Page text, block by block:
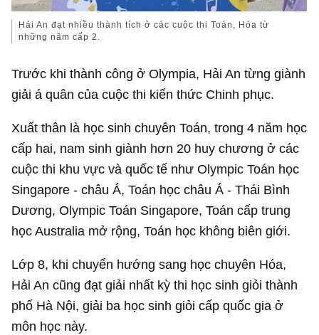
Hải An đạt nhiều thành tích ở các cuộc thi Toán, Hóa từ
những năm cấp 2.
Trước khi thành công ở Olympia, Hải An từng giành
giải á quân của cuộc thi kiến thức Chinh phục.
Xuất thân là học sinh chuyên Toán, trong 4 năm học
cấp hai, nam sinh giành hơn 20 huy chương ở các
cuộc thi khu vực và quốc tế như Olympic Toán học
Singapore - châu Á, Toán học châu Á - Thái Bình
Dương, Olympic Toán Singapore, Toán cấp trung
học Australia mở rộng, Toán học không biên giới.
Lớp 8, khi chuyển hướng sang học chuyên Hóa,
Hải An cũng đạt giải nhất kỳ thi học sinh giỏi thành
phố Hà Nội, giải ba học sinh giỏi cấp quốc gia ở
môn học này.